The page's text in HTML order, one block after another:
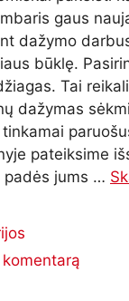
gaus
dažymo
būklę.
Tai
dažymas
pateiksime
padės jums …